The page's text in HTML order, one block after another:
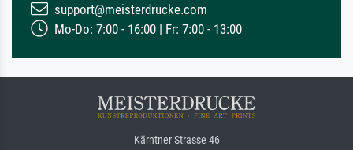
support@meisterdrucke.com
Mo-Do: 7:00 - 16:00 | Fr: 7:00 - 13:00
Kärntner Strasse 46